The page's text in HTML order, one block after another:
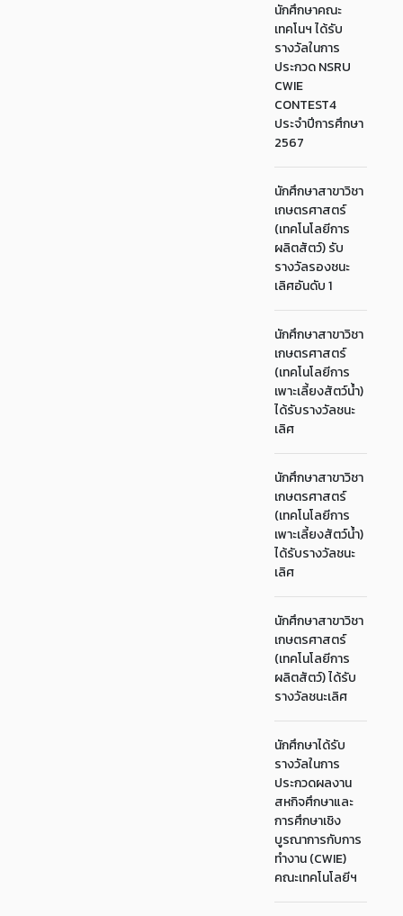
นักศึกษาคณะ
เทคโนฯ ได้รับ
รางวัลในการ
ประกวด NSRU
CWIE
CONTEST4
ประจำปีการศึกษา
2567
นักศึกษาสาขาวิชา
เกษตรศาสตร์
(เทคโนโลยีการ
ผลิตสัตว์) รับ
รางวัลรองชนะ
เลิศอันดับ 1
นักศึกษาสาขาวิชา
เกษตรศาสตร์
(เทคโนโลยีการ
เพาะเลี้ยงสัตว์น้ำ)
ได้รับรางวัลชนะ
เลิศ
นักศึกษาสาขาวิชา
เกษตรศาสตร์
(เทคโนโลยีการ
เพาะเลี้ยงสัตว์น้ำ)
ได้รับรางวัลชนะ
เลิศ
นักศึกษาสาขาวิชา
เกษตรศาสตร์
(เทคโนโลยีการ
ผลิตสัตว์) ได้รับ
รางวัลชนะเลิศ
นักศึกษาได้รับ
รางวัลในการ
ประกวดผลงาน
สหกิจศึกษาและ
การศึกษาเชิง
บูรณาการกับการ
ทำงาน (CWIE)
คณะเทคโนโลยีฯ